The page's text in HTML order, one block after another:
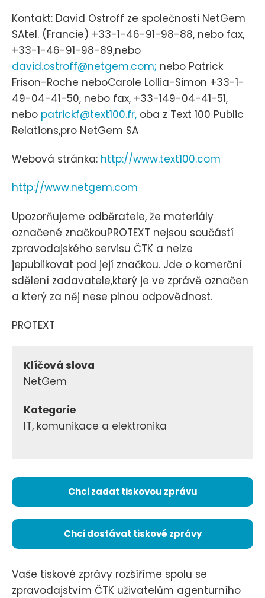
Kontakt: David Ostroff ze společnosti NetGem
SAtel. (Francie) +33-1-46-91-98-88, nebo fax,
+33-1-46-91-98-89,nebo
david.ostroff@netgem.com; nebo Patrick
Frison-Roche neboCarole Lollia-Simon +33-1-
49-04-41-50, nebo fax, +33-149-04-41-51,
nebo patrickf@text100.fr, oba z Text 100 Public
Relations,pro NetGem SA
Webová stránka: http://www.text100.com
http://www.netgem.com
Upozorňujeme odběratele, že materiály
označené značkouPROTEXT nejsou součástí
zpravodajského servisu ČTK a nelze
jepublikovat pod její značkou. Jde o komerční
sdělení zadavatele,který je ve zprávě označen
a který za něj nese plnou odpovědnost.
PROTEXT
Klíčová slova
NetGem
Kategorie
IT, komunikace a elektronika
Chci zadat tiskovou zprávu
Chci dostávat tiskové zprávy
Vaše tiskové zprávy rozšíříme spolu se
zpravodajstvím ČTK uživatelům agenturního